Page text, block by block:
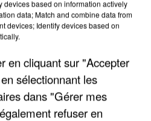
LES REFUGES
devices based on information actively
data; Match and combine data from
devices; Identify devices based on
en cliquant sur "Accepter
sélectionnant les
dans "Gérer mes
refuser en